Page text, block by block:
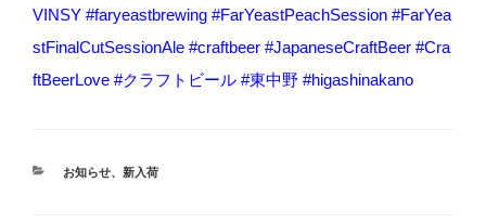
VINSY #faryeastbrewing #FarYeastPeachSession #FarYea
stFinalCutSessionAle #craftbeer #JapaneseCraftBeer #Cra
ftBeerLove #クラフトビール #東中野 #higashinakano
カ
お知らせ、 新入荷